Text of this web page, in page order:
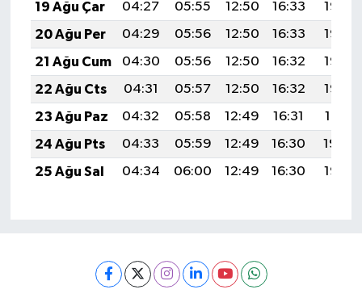
19 Ağu Çar
04:27 05:55 12:50 16:33
19:36
20 Ağu Per
04:29 05:56 12:50 16:33
19:35
21 Ağu Cum
04:30 05:56 12:50 16:32
19:33
22 Ağu Cts
04:31 05:57 12:50 16:32
19:32
23 Ağu Paz
04:32 05:58 12:49 16:31
19:31
24 Ağu Pts
04:33 05:59 12:49 16:30
19:29
25 Ağu Sal
04:34 06:00 12:49 16:30 19:28